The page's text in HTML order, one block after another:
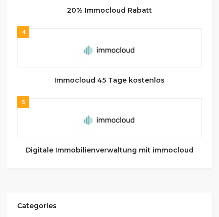
20% Immocloud Rabatt
4
Immocloud 45 Tage kostenlos
5
Digitale Immobilienverwaltung mit immocloud
Categories